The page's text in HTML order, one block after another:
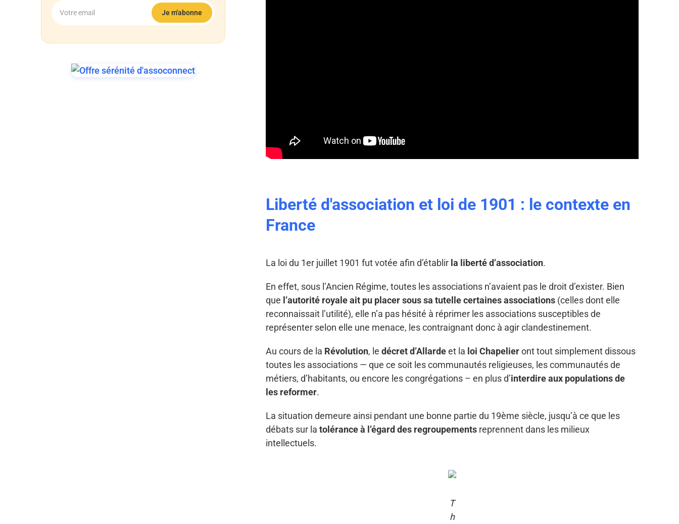
Liberté d'association et loi de 1901 : le contexte en
France
La loi du 1er juillet 1901 fut votée afin d’établir la liberté d’association.
En effet, sous l’Ancien Régime, toutes les associations n’avaient pas le droit d’exister. Bien
que l’autorité royale ait pu placer sous sa tutelle certaines associations(celles dont elle
reconnaissait l’utilité), elle n’a pas hésité à réprimer les associations susceptibles de
représenter selon elle une menace, les contraignant donc à agir clandestinement.
Au cours de la Révolution, le décret d’Allardeet la loi Chapelieront tout simplement dissous
toutes les associations — que ce soit les communautés religieuses, les communautés de
métiers, d’habitants, ou encore les congrégations – en plus d’interdire aux populations de
les reformer.
La situation demeure ainsi pendant une bonne partie du 19ème siècle, jusqu’à ce que les
débats sur la tolérance à l’égard des regroupementsreprennent dans les milieux
intellectuels.
T
h